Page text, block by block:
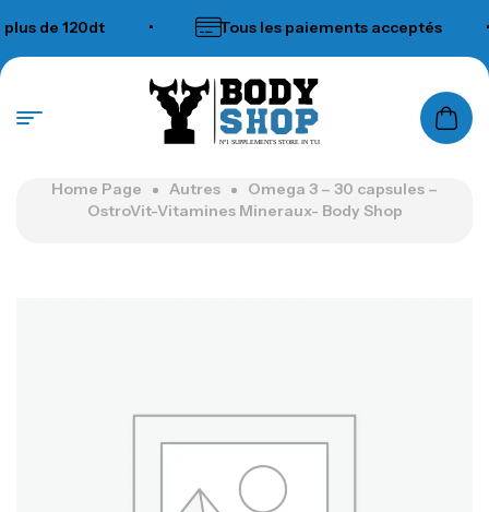
de 120dt Tous les paiements acceptés
N°1 SUPPLEMENTS STORE IN TUNISIA
Home Page Autres
Omega 3 – 30 capsules –
OstroVit-Vitamines Mineraux- Body Shop